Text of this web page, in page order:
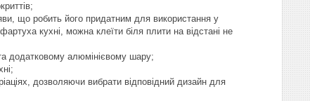
що робить його придатним для використання у
кухні, можна клеїти біля плити на відстані не
додатковому алюмінієвому шару;
дозволяючи вибрати відповідний дизайн для